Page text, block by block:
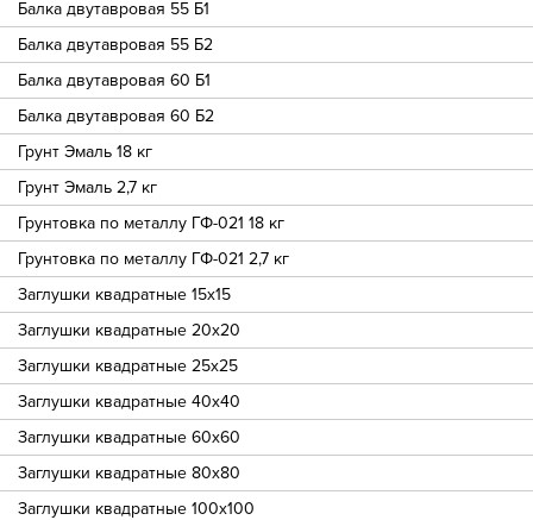
Балка двутавровая 55 Б1
Балка двутавровая 55 Б2
Балка двутавровая 60 Б1
Балка двутавровая 60 Б2
Грунт Эмаль 18 кг
Грунт Эмаль 2,7 кг
Грунтовка по металлу ГФ-021 18 кг
Грунтовка по металлу ГФ-021 2,7 кг
Заглушки квадратные 15х15
Заглушки квадратные 20х20
Заглушки квадратные 25х25
Заглушки квадратные 40х40
Заглушки квадратные 60х60
Заглушки квадратные 80х80
Заглушки квадратные 100х100